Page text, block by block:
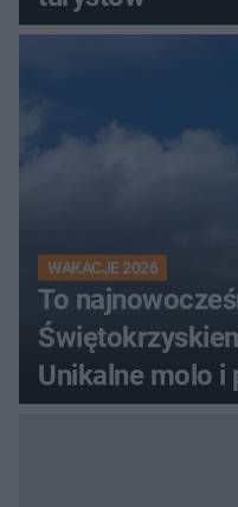
WAKACJE 2026
To
Unikalne molo i